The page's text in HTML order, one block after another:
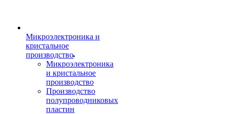
Микроэлектроника и
кристальное
производство
Микроэлектроника
и кристальное
производство
Производство
полупроводниковых
пластин